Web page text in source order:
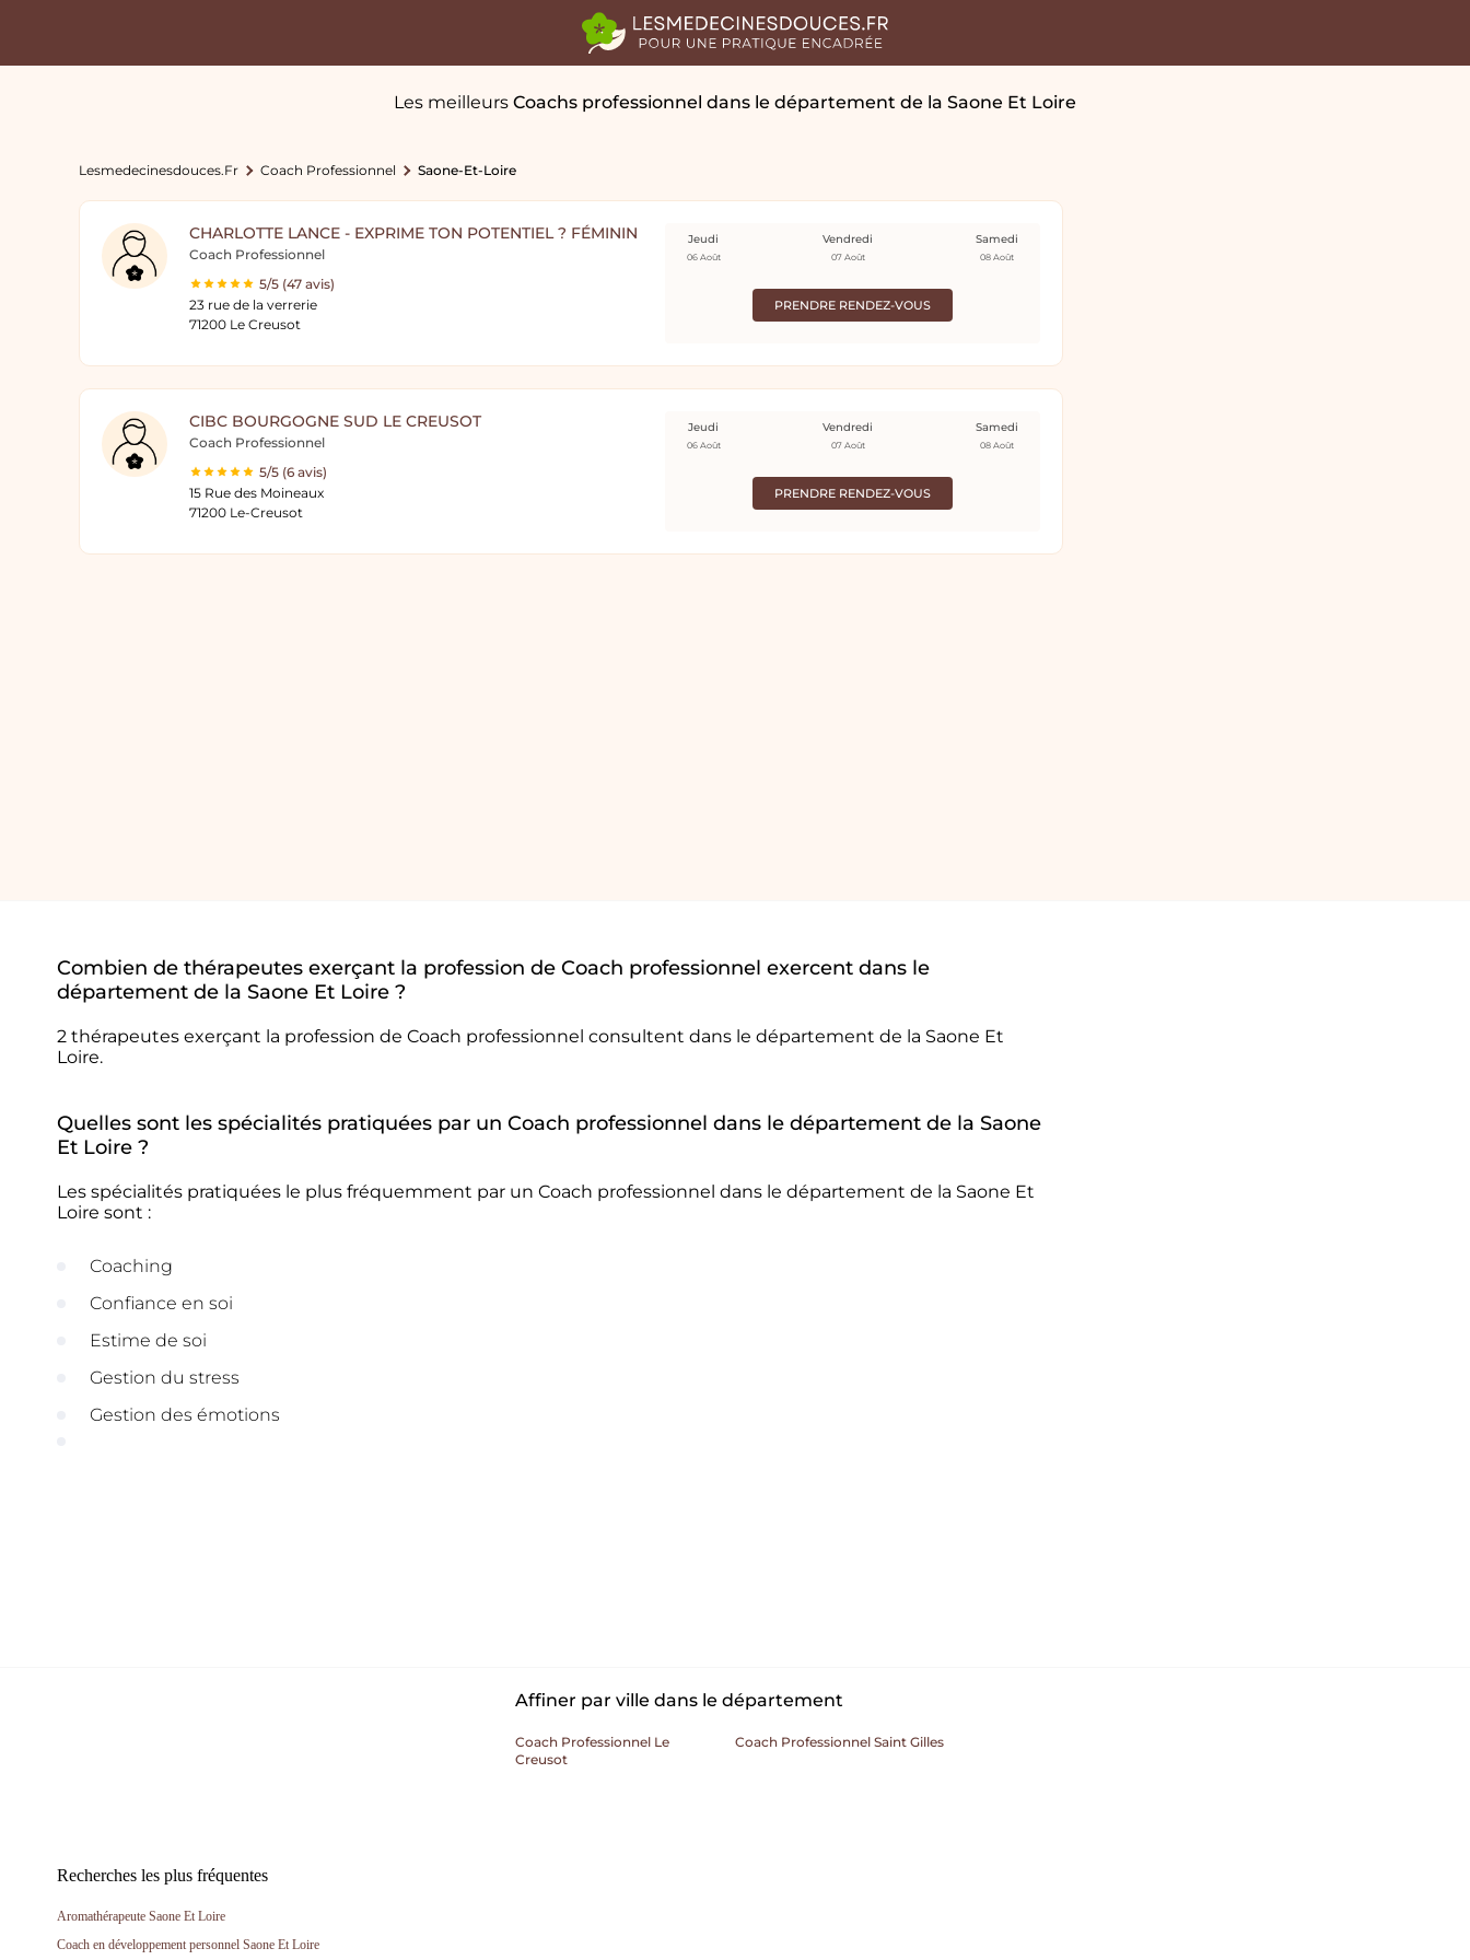
Les meilleurs Coachs professionnel dans le département de la Saone Et Loire
Lesmedecinesdouces.fr Coach Professionnel Saone-Et-Loire
CHARLOTTE LANCE - EXPRIME TON POTENTIEL ? FÉMININ
Coach Professionnel
5/5 (47 avis)
23 rue de la verrerie
71200 Le Creusot
PRENDRE RENDEZ-VOUS
Jeudi
06 Août
Vendredi
07 Août
Samedi
08 Août
CIBC BOURGOGNE SUD LE CREUSOT
Coach Professionnel
5/5 (6 avis)
15 Rue des Moineaux
71200 Le-Creusot
PRENDRE RENDEZ-VOUS
Jeudi
06 Août
Vendredi
07 Août
Samedi
08 Août
Combien de thérapeutes exerçant la profession de Coach professionnel exercent dans le
département de la Saone Et Loire ?
2 thérapeutes exerçant la profession de Coach professionnel consultent dans le département de la Saone Et
Loire.
Quelles sont les spécialités pratiquées par un Coach professionnel dans le département de la Saone
Et Loire ?
Les spécialités pratiquées le plus fréquemment par un Coach professionnel dans le département de la Saone Et
Loire sont :
Coaching
Confiance en soi
Estime de soi
Gestion du stress
Gestion des émotions
Affiner par ville dans le département
Coach Professionnel Le
Creusot
Coach Professionnel Saint Gilles
Recherches les plus fréquentes
Aromathérapeute Saone Et Loire
Coach en développement personnel Saone Et Loire